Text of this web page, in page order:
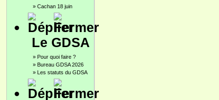
» Cachan 18 juin
Le GDSA
» Pour quoi faire ?
» Bureau GDSA 2026
» Les statuts du GDSA